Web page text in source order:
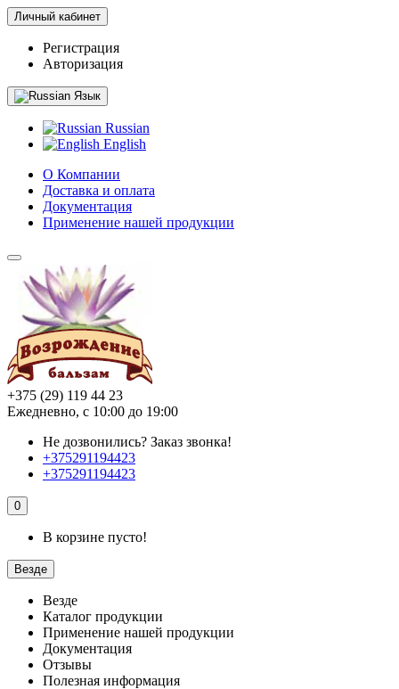
Личный кабинет
Регистрация
Авторизация
Язык
Russian
English
О Компании
Доставка и оплата
Документация
Применение нашей продукции
+375 (29) 119 44 23
Ежедневно, с 10:00 до 19:00
Не дозвонились? Заказ звонка!
+375291194423
+375291194423
0
В корзине пусто!
Везде
Везде
Каталог продукции
Применение нашей продукции
Документация
Отзывы
Полезная информация